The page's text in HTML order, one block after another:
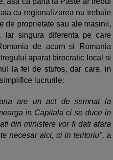
cu regionalizarea nu trebuie
de proprietate sau ale masinii,
Iar singura diferenta pe care
de acum si Romania
aparat birocratic local si
la fel de stufos, dar care, in
lucrurile:
are un act de semnat la
in Capitala ci se duce in
din ministere vor fi dati afara
necesar aici, ci in teritoriu", a